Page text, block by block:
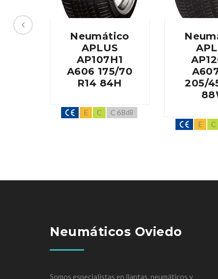
Neumático
APLUS
AP107H1
A606 175/70
R14 84H
E C C 68dB
205/
E C
Neumáticos Oviedo
Somos especialistas en llantas, neumáticos y